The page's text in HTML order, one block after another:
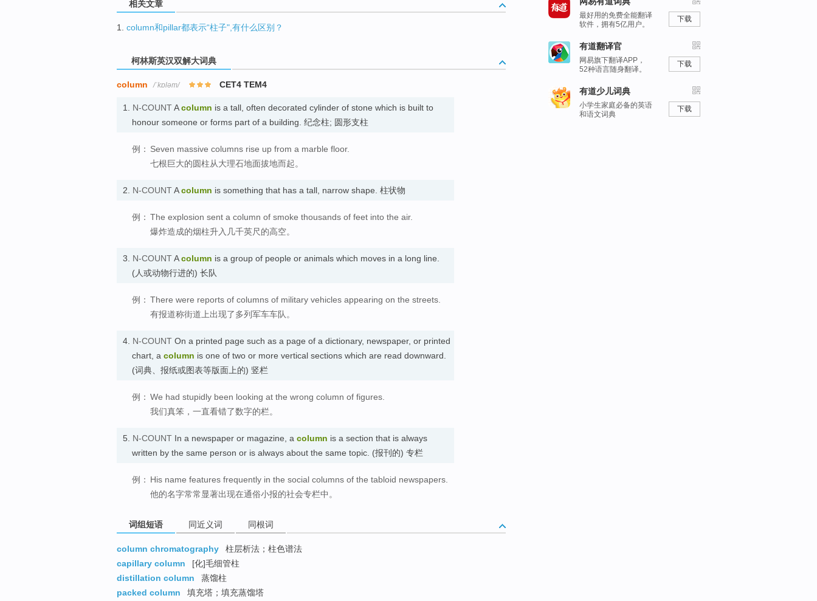
相关文章
1. column和pillar都表示“柱子",有什么区别？
柯林斯英汉双解大词典
column /ˈkɒləm/ CET4 TEM4
1. N-COUNTAcolumn is a tall, often decorated cylinder of stone which is built to
honour someone or forms part of a building. 纪念柱; 圆形支柱
例： Seven massive columns rise up from a marble floor.
七根巨大的圆柱从大理石地面拔地而起。
2. N-COUNTAcolumn is something that has a tall, narrow shape. 柱状物
例： The explosion sent a column of smoke thousands of feet into the air.
爆炸造成的烟柱升入几千英尺的高空。
3. N-COUNTAcolumn is a group of people or animals which moves in a long line.
(人或动物行进的) 长队
例： There were reports of columns of military vehicles appearing on the streets.
有报道称街道上出现了多列军车车队。
4. N-COUNT On a printed page such as a page of a dictionary, newspaper, or printed
chart, a column is one of two or more vertical sections which are read downward.
(词典、报纸或图表等版面上的) 竖栏
例： We had stupidly been looking at the wrong column of figures.
我们真笨，一直看错了数字的栏。
5. N-COUNT In a newspaper or magazine, a column is a section that is always
written by the same person or is always about the same topic. (报刊的) 专栏
例： His name features frequently in the social columns of the tabloid newspapers.
他的名字常常显著出现在通俗小报的社会专栏中。
词组短语 同近义词 同根词
column chromatography
柱层析法；柱色谱法
capillary column
[化]毛细管柱
distillation column
蒸馏柱
packed column
填充塔；填充蒸馏塔